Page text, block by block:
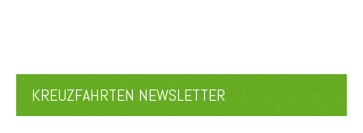
KREUZFAHRTEN NEWSLETTER